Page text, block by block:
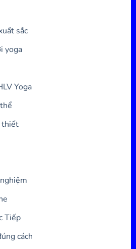
sắc
yoga
Yoga
thiết
Tiếp
cách